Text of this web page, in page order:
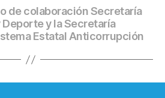
de colaboración Secretaría
y la Secretaría
Estatal Anticorrupción